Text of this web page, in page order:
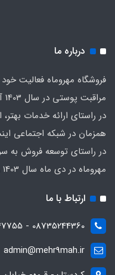
درباره ما
فروشگاه مهروماه فعالیت
مراقبت پوستی در سال 1403 آغاز کرد.
در راستای ارائه خدمات
همزمان در شبکه اجتماعی
در راستای توسعه فروش به
مهروماه در دی ماه سال 1403 راه اندازی شد.
ارتباط با ما
08735244360 - 09356147755
admin@mehr9mah.ir